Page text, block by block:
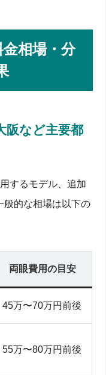
相場・分
阪など主要都
するモデル、追加
般的な相場は以下の
両眼費用の目安
45万〜70万円前後
55万〜80万円前後